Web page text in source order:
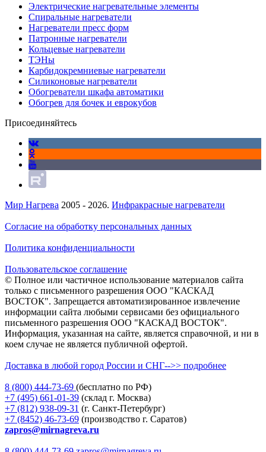
Электрические нагревательные элементы
Спиральные нагреватели
Нагреватели пресс форм
Патронные нагреватели
Кольцевые нагреватели
ТЭНы
Карбидокремниевые нагреватели
Силиконовые нагреватели
Обогреватели шкафа автоматики
Обогрев для бочек и еврокубов
Присоединяйтесь
Мир Нагрева 2005 - 2026. Инфракрасные нагреватели
Согласие на обработку персональных данных
Политика конфиденциальности
Пользовательское соглашение
© Полное или частичное использование материалов сайта
только с письменного разрешения ООО "КАСКАД
ВОСТОК". Запрещается автоматизированное извлечение
информации сайта любыми сервисами без официального
письменного разрешения ООО "КАСКАД ВОСТОК".
Информация, указанная на сайте, является справочной, и ни в
коем случае не является публичной офертой.
Доставка в любой город России и СНГ-->> подробнее
8 (800) 444-73-69 (бесплатно по РФ)
+7 (495) 661-01-39 (склад г. Москва)
+7 (812) 938-09-31 (г. Санкт-Петербург)
+7 (8452) 46-73-69 (производство г. Саратов)
zapros@mirnagreva.ru